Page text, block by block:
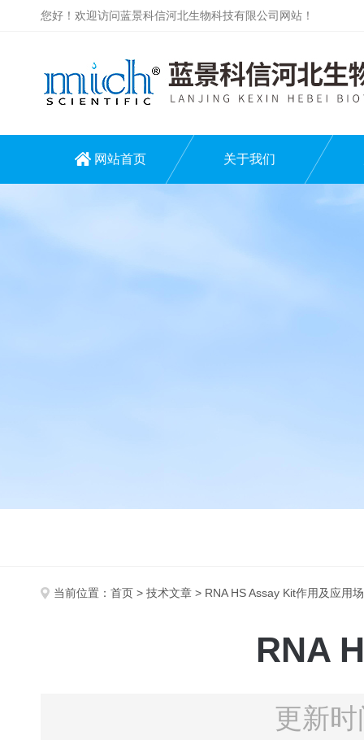
您好！欢迎访问蓝景科信河北生物科技有限公司网站！
网站首页 关于我们
当前位置： 首页 > 技术文章 > RNA HS Assay Kit作用及应用
RNA
更新